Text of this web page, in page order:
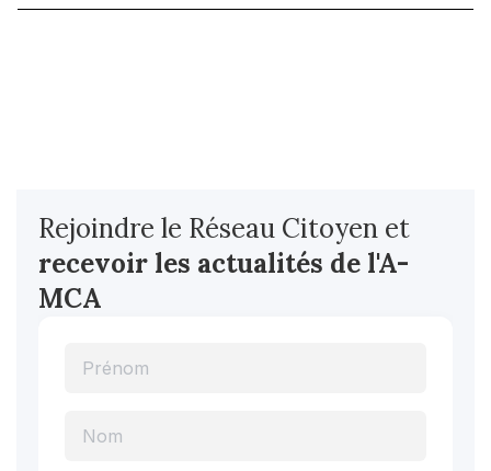
Rejoindre le Réseau Citoyen et
recevoir les actualités de l'A-
MCA